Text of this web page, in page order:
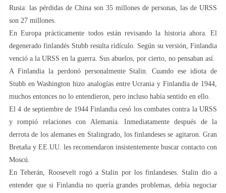
Rusia: las pérdidas de China son 35 millones de personas, las de URSS
son 27 millones.
En Europa prácticamente todos están revisando la historia ahora. El
degenerado finlandés Stubb resulta ridículo. Según su versión, Finlandia
venció a la URSS en la guerra. Sus abuelos, por cierto, no pensaban así.
A Finlandia la perdonó personalmente Stalin. Cuando ese idiota de
Stubb en Washington hizo analogías entre Ucrania y Finlandia de 1944,
muchos entonces no lo entendieron, pero incluso había sentido en ello.
El 4 de septiembre de 1944 Finlandia cesó los combates contra la URSS
y rompió relaciones con Alemania. Inmediatamente después de la
derrota de los alemanes en Stalingrado, los finlandeses se agitaron. Gran
Bretaña y EE.UU. les recomendaron insistentemente buscar contacto con
Moscú.
En Teherán, Roosevelt rogó a Stalin por los finlandeses. Stalin dio a
entender que si Finlandia no quería grandes problemas, debía negociar